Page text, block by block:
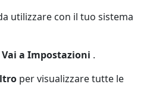
utilizzare con il tuo sistema
Vai a Impostazioni .
per visualizzare tutte le